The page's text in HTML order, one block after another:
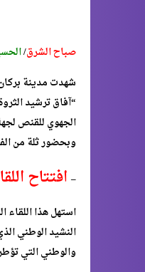
صباح الشرق/
“آفاق ترشيد
الجهوي للقنص
وبحضور ثلة من
– افتتاح
استهل هذا اللقاء
النشيد الوطني
والوطني التي